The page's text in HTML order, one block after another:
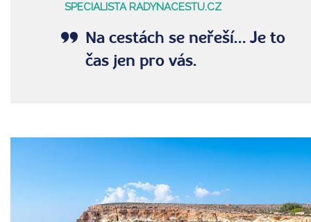
SPECIALISTA RADYNACESTU.CZ
Na cestách se neřeší… Je to
čas jen pro vás.